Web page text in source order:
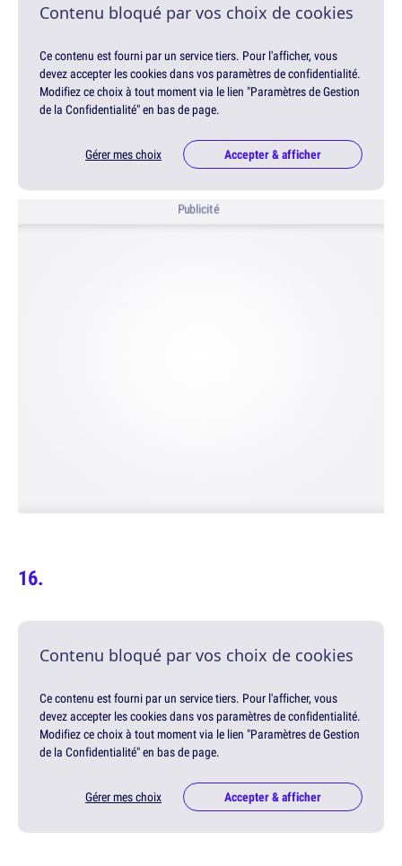
Contenu bloqué par vos choix de cookies
Ce contenu est fourni par un service tiers. Pour l'afficher, vous
devez accepter les cookies dans vos paramètres de confidentialité.
Modifiez ce choix à tout moment via le lien "Paramètres de Gestion
de la Confidentialité" en bas de page.
Gérer mes choix Accepter & afficher
Publicité
Contenu bloqué par vos choix de cookies
Ce contenu est fourni par un service tiers. Pour l'afficher, vous
devez accepter les cookies dans vos paramètres de confidentialité.
Modifiez ce choix à tout moment via le lien "Paramètres de Gestion
de la Confidentialité" en bas de page.
Gérer mes choix Accepter & afficher